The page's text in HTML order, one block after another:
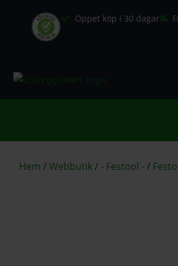
Öppet köp i 30 dagar
Hem /Webbutik/ - Festool -/